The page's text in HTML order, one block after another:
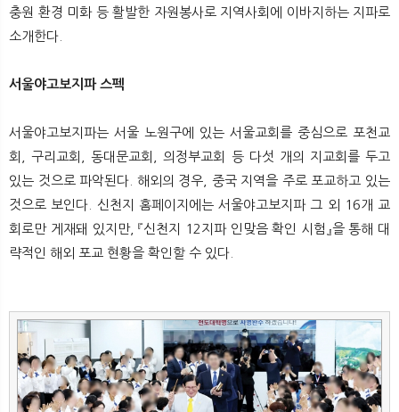
충원 환경 미화 등 활발한 자원봉사로 지역사회에 이바지하는 지파로
소개한다.
서울야고보지파 스펙
서울야고보지파는 서울 노원구에 있는 서울교회를 중심으로 포천교
회, 구리교회, 동대문교회, 의정부교회 등 다섯 개의 지교회를 두고
있는 것으로 파악된다. 해외의 경우, 중국 지역을 주로 포교하고 있는
것으로 보인다. 신천지 홈페이지에는 서울야고보지파 그 외 16개 교
회로만 게재돼 있지만, 『신천지 12지파 인맞음 확인 시험』을 통해 대
략적인 해외 포교 현황을 확인할 수 있다.